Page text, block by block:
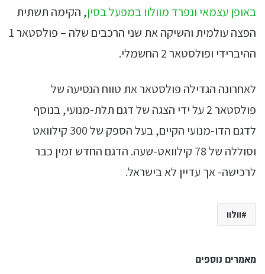
באופן עצמאי ונפרד מוולוו במפעל בסין, הקימה תשתית
הפצה עולמית והשיקה את שני הרכבים שלה – פולסטאר 1
ההיברידי ופולסטאר 2 החשמלי.
לאחרונה הגדילה פולסטאר את טווח הנסיעה של
פולסטאר 2 על ידי הצגה של דגם תלת-מנועי, בנוסף
לדגם הדו-מנועי הקיים, בעל הספק של 300 קילוואט
וסוללה של 78 קילוואט-שעה. הדגם החדש זמין כבר
לרכישה- אך עדיין לא בישראל.
וולוו
מאמרים נוספים